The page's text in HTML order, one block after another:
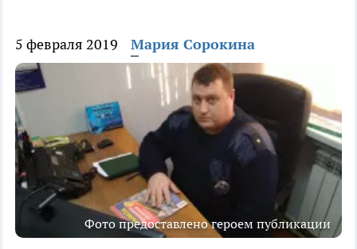
5 февраля 2019 Мария Сорокина
Фото предоставлено героем публикации